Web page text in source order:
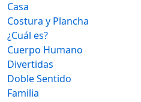
Casa
Costura y Plancha
¿Cuál es?
Cuerpo Humano
Divertidas
Doble Sentido
Familia